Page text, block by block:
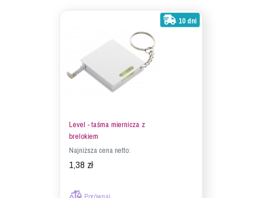
10 dni
Level - taśma miernicza z
brelokiem
Najniższa cena netto:
1,38 zł